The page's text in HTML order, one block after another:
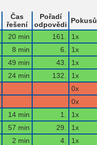
Čas
řešení
Pořadí
odpovědi
Pokusů
20 min 161.
1x
8 min 6.
1x
49 min 43.
1x
24 min 132.
1x
0x
0x
14 min 1.
1x
57 min 29.
1x
2 min 4.
1x